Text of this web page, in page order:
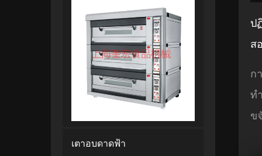
เตาอบดาดฟ้า
ป
ส
ก
ท
ข